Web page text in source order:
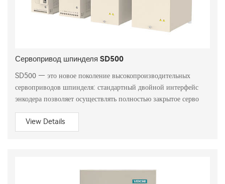
Сервопривод шпинделя SD500
SD500 — это новое поколение высокопроизводительных
сервоприводов шпинделя: стандартный двойной интерфейс
энкодера позволяет осуществлять полностью закрытое серво
View Details